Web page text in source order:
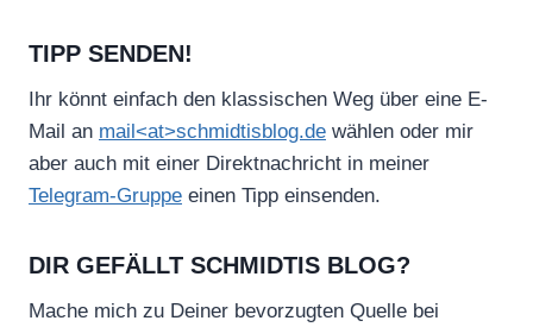
TIPP SENDEN!
Ihr könnt einfach den klassischen Weg über eine E-
Mail an mail<at>schmidtisblog.de wählen oder mir
aber auch mit einer Direktnachricht in meiner
Telegram-Gruppe einen Tipp einsenden.
DIR GEFÄLLT SCHMIDTIS BLOG?
Mache mich zu Deiner bevorzugten Quelle bei